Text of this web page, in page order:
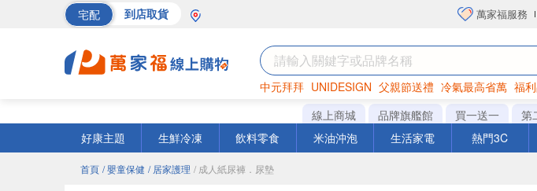
宅配 到店取貨 萬家福服務
中元拜拜 UNIDESIGN 父親節送禮 冷氣最高省萬 福
罐頭 海苔 洋芋片
線上商城 品牌旗艦館 買一送一 第
好康主題
生鮮冷凍 飲料零食 米油沖泡 生活家電 熱門3C
首頁 / 嬰童保健 / 居家護理 / 成人紙尿褲．尿墊